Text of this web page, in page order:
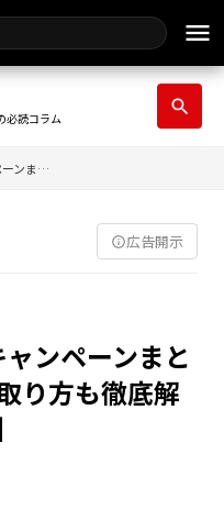
menu
必読コラム
search
FXGTの全ボーナスキャンペーンまとめ！出金条件や受け取り方も徹底解説【2025年1月最新】
info_outline広告開示
ンペーンまと
り方も徹底解